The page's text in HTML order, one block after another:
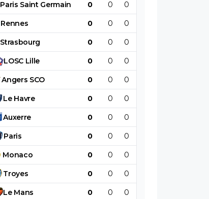
Paris Saint Germain 0 0 0
Rennes 0 0 0
Strasbourg 0 0 0
LOSC Lille 0 0 0
Angers SCO 0 0 0
Le Havre 0 0 0
Auxerre 0 0 0
Paris 0 0 0
Monaco 0 0 0
Troyes 0 0 0
Le Mans 0 0 0